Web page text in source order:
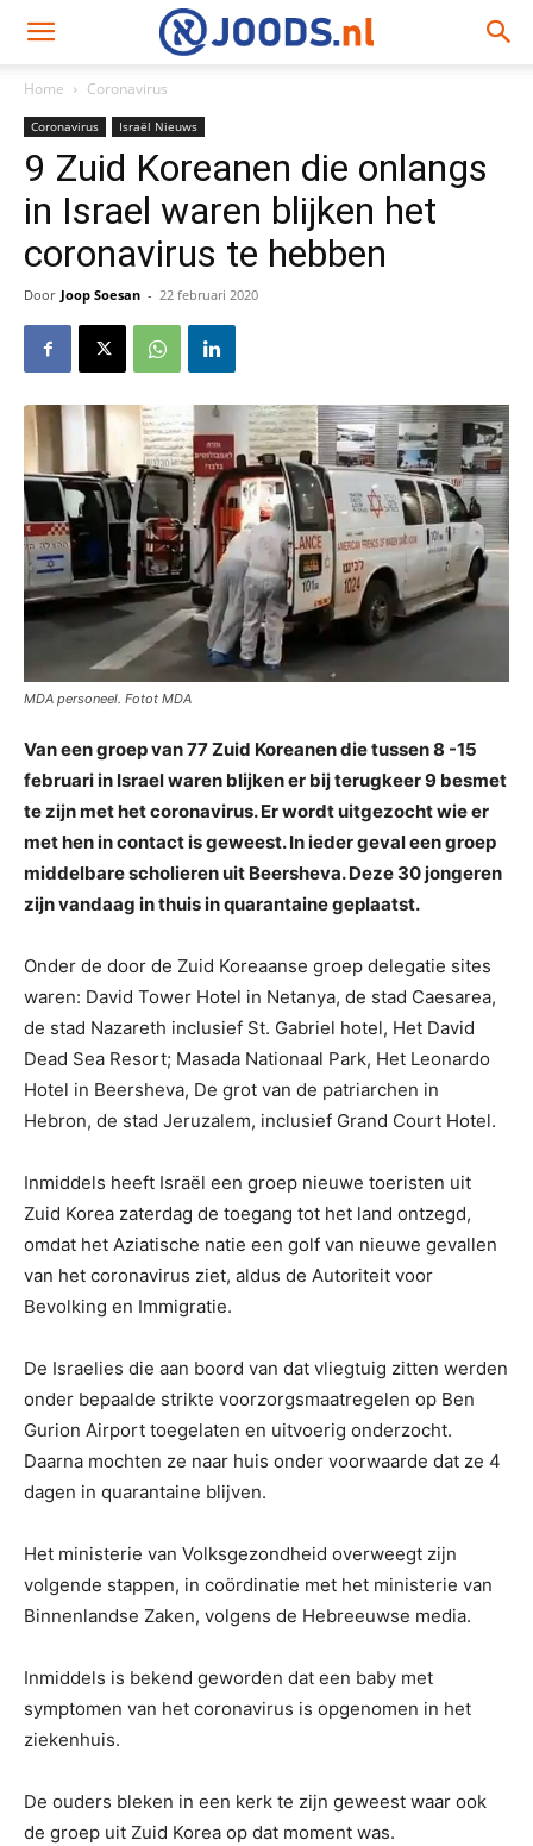
Home Coronavirus
Coronavirus Israël Nieuws
9 Zuid Koreanen die onlangs
in Israel waren blijken het
coronavirus te hebben
Door Joop Soesan - 22 februari 2020
MDA personeel. Fotot MDA
Van een groep van 77 Zuid Koreanen die tussen 8 -15
februari in Israel waren blijken er bij terugkeer 9 besmet
te zijn met het coronavirus. Er wordt uitgezocht wie er
met hen in contact is geweest. In ieder geval een groep
middelbare scholieren uit Beersheva. Deze 30 jongeren
zijn vandaag in thuis in quarantaine geplaatst.
Onder de door de Zuid Koreaanse groep delegatie sites
waren: David Tower Hotel in Netanya, de stad Caesarea,
de stad Nazareth inclusief St. Gabriel hotel, Het David
Dead Sea Resort; Masada Nationaal Park, Het Leonardo
Hotel in Beersheva, De grot van de patriarchen in
Hebron, de stad Jeruzalem, inclusief Grand Court Hotel.
Inmiddels heeft Israël een groep nieuwe toeristen uit
Zuid Korea zaterdag de toegang tot het land ontzegd,
omdat het Aziatische natie een golf van nieuwe gevallen
van het coronavirus ziet, aldus de Autoriteit voor
Bevolking en Immigratie.
De Israelies die aan boord van dat vliegtuig zitten werden
onder bepaalde strikte voorzorgsmaatregelen op Ben
Gurion Airport toegelaten en uitvoerig onderzocht.
Daarna mochten ze naar huis onder voorwaarde dat ze 4
dagen in quarantaine blijven.
Het ministerie van Volksgezondheid overweegt zijn
volgende stappen, in coördinatie met het ministerie van
Binnenlandse Zaken, volgens de Hebreeuwse media.
Inmiddels is bekend geworden dat een baby met
symptomen van het coronavirus is opgenomen in het
ziekenhuis.
De ouders bleken in een kerk te zijn geweest waar ook
de groep uit Zuid Korea op dat moment was.